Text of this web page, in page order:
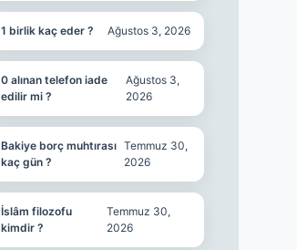
1 birlik kaç eder ? Ağustos 3, 2026
0 alınan telefon iade
edilir mi ?
Ağustos 3,
2026
Bakiye borç muhtırası
kaç gün ?
Temmuz 30,
2026
İslâm filozofu
kimdir ?
Temmuz 30,
2026